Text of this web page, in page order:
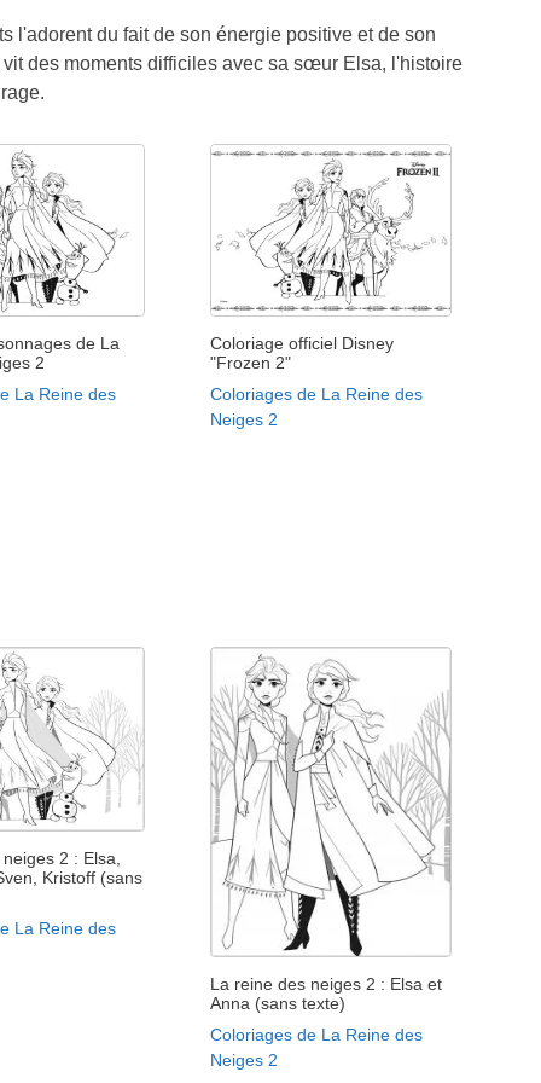
l'adorent du fait de son énergie positive et de son
des moments difficiles avec sa sœur Elsa, l'histoire
de La
2
La Reine des
Coloriage officiel Disney
"Frozen 2"
Coloriages de La Reine des
Neiges 2
2 : Elsa,
Kristoff (sans
La Reine des
La reine des neiges 2 : Elsa et
Anna (sans texte)
Coloriages de La Reine des
Neiges 2